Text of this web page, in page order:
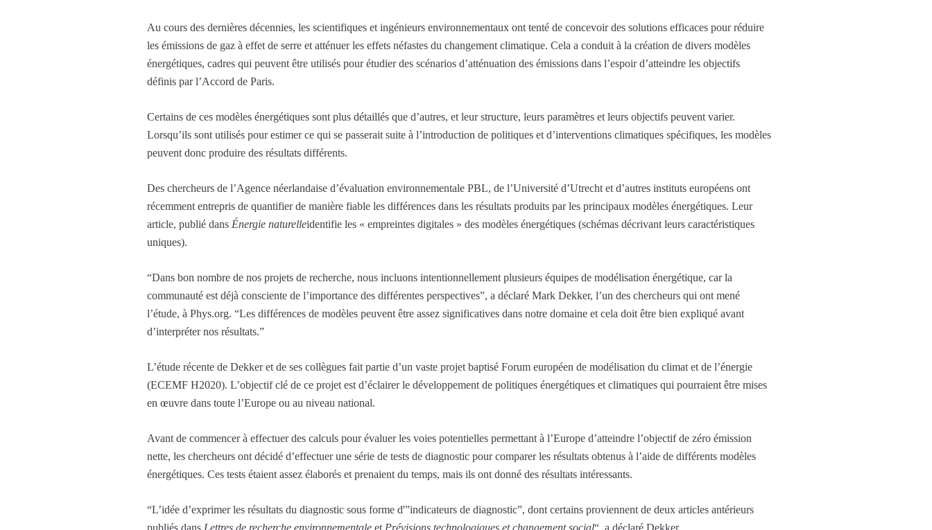
Au cours des dernières décennies, les scientifiques et ingénieurs environnementaux ont tenté de concevoir des solutions efficaces pour réduire
les émissions de gaz à effet de serre et atténuer les effets néfastes du changement climatique. Cela a conduit à la création de divers modèles
énergétiques, cadres qui peuvent être utilisés pour étudier des scénarios d’atténuation des émissions dans l’espoir d’atteindre les objectifs
définis par l’Accord de Paris.
Certains de ces modèles énergétiques sont plus détaillés que d’autres, et leur structure, leurs paramètres et leurs objectifs peuvent varier.
Lorsqu’ils sont utilisés pour estimer ce qui se passerait suite à l’introduction de politiques et d’interventions climatiques spécifiques, les modèles
peuvent donc produire des résultats différents.
Des chercheurs de l’Agence néerlandaise d’évaluation environnementale PBL, de l’Université d’Utrecht et d’autres instituts européens ont
récemment entrepris de quantifier de manière fiable les différences dans les résultats produits par les principaux modèles énergétiques. Leur
article, publié dans Énergie naturelleidentifie les « empreintes digitales » des modèles énergétiques (schémas décrivant leurs caractéristiques
uniques).
“Dans bon nombre de nos projets de recherche, nous incluons intentionnellement plusieurs équipes de modélisation énergétique, car la
communauté est déjà consciente de l’importance des différentes perspectives”, a déclaré Mark Dekker, l’un des chercheurs qui ont mené
l’étude, à Phys.org. “Les différences de modèles peuvent être assez significatives dans notre domaine et cela doit être bien expliqué avant
d’interpréter nos résultats.”
L’étude récente de Dekker et de ses collègues fait partie d’un vaste projet baptisé Forum européen de modélisation du climat et de l’énergie
(ECEMF H2020). L’objectif clé de ce projet est d’éclairer le développement de politiques énergétiques et climatiques qui pourraient être mises
en œuvre dans toute l’Europe ou au niveau national.
Avant de commencer à effectuer des calculs pour évaluer les voies potentielles permettant à l’Europe d’atteindre l’objectif de zéro émission
nette, les chercheurs ont décidé d’effectuer une série de tests de diagnostic pour comparer les résultats obtenus à l’aide de différents modèles
énergétiques. Ces tests étaient assez élaborés et prenaient du temps, mais ils ont donné des résultats intéressants.
“L’idée d’exprimer les résultats du diagnostic sous forme d'”indicateurs de diagnostic”, dont certains proviennent de deux articles antérieurs